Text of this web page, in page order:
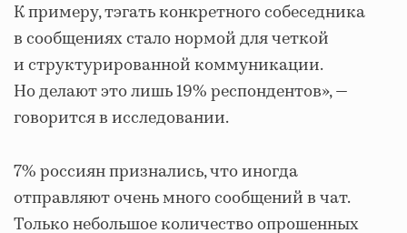
К примеру, тэгать конкретного собеседника
в сообщениях стало нормой для четкой
и структурированной коммуникации.
Но делают это лишь 19% респондентов», —
говорится в исследовании.
7% россиян признались, что иногда
отправляют очень много сообщений в чат.
Только небольшое количество опрошенных